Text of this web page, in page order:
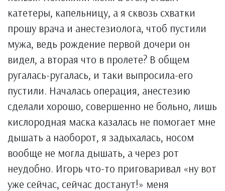
катетеры, капельницу, а я сквозь схватки
прошу врача и анестезиолога, чтоб пустили
мужа, ведь рождение первой дочери он
видел, а вторая что в пролете? В общем
ругалась-ругалась, и таки выпросила-его
пустили. Началась операция, анестезию
сделали хорошо, совершенно не больно, лишь
кислородная маска казалась не помогает мне
дышать а наоборот, я задыхалась, носом
вообще не могла дышать, а через рот
неудобно. Игорь что-то приговаривал «ну вот
уже сейчас, сейчас достанут!» меня